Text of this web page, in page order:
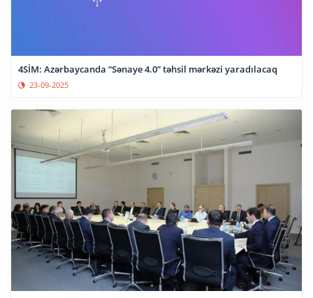
4SİM: Azərbaycanda “Sənaye 4.0” təhsil mərkəzi yaradılacaq
23-09-2025